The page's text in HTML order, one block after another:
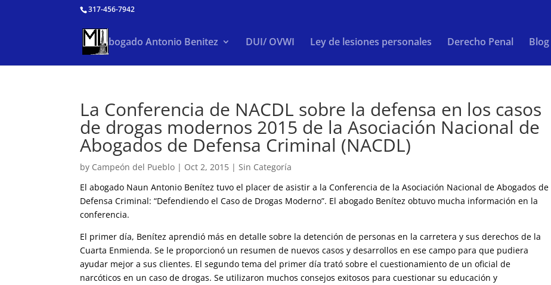
317-456-7942
Abogado Antonio Benitez DUI/ OVWI Ley de lesiones personales Derecho Penal Blog
La Conferencia de NACDL sobre la defensa en los casos
de drogas modernos 2015 de la Asociación Nacional de
Abogados de Defensa Criminal (NACDL)
by Campeón del Pueblo | Oct 2, 2015 |Sin Categoría
El abogado Naun Antonio Benítez tuvo el placer de asistir a la Conferencia de la Asociación Nacional de Abogados de
Defensa Criminal: “Defendiendo el Caso de Drogas Moderno”. El abogado Benítez obtuvo mucha información en la
conferencia.
El primer día, Benítez aprendió más en detalle sobre la detención de personas en la carretera y sus derechos de la
Cuarta Enmienda. Se le proporcionó un resumen de nuevos casos y desarrollos en ese campo para que pudiera
ayudar mejor a sus clientes. El segundo tema del primer día trató sobre el cuestionamiento de un oficial de
narcóticos en un caso de drogas. Se utilizaron muchos consejos exitosos para cuestionar su educación y